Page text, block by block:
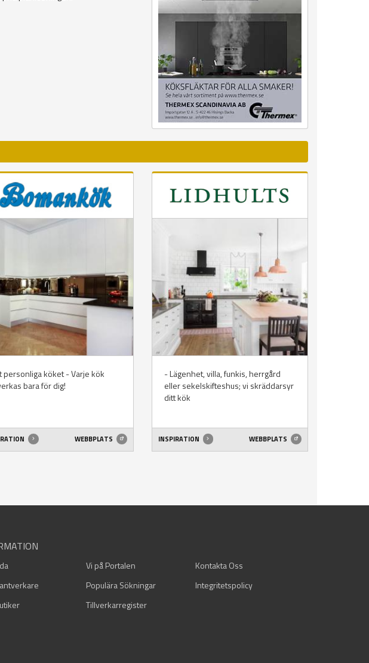
personliga köket - Varje kök
bara för dig!
WEBBPLATS
- Lägenhet, villa, funkis, herrgård
eller sekelskifteshus; vi skräddarsyr
ditt kök
INSPIRATION WEBBPLATS
Vi på Portalen
Kontakta Oss
Populära Sökningar
Integritetspolicy
Tillverkarregister